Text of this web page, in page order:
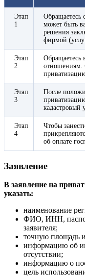
Этап
1
Обращаетесь
может быть
решения
фирмой
Этап
2
Обращаетесь
отношениям.
Этап
3
После
кадастровый
Этап
4
Чтобы
об оплате
Заявление
В заявление на
указать:
наименование
ФИО, ИНН,
заявителя;
точную площадь и
информацию об
отсутствии;
информацию о
цель